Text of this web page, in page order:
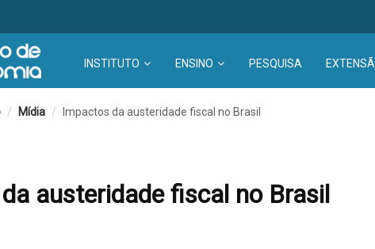
INSTITUTO ENSINO PESQUISA
/ Mídia / Impactos da austeridade fiscal no Brasil
austeridade fiscal no Brasil